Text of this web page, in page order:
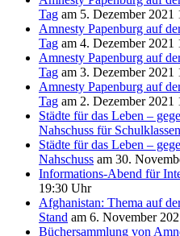
Tag am 5. Dezember 2021
Amnesty Papenburg auf
Tag am 4. Dezember 2021
Amnesty Papenburg auf
Tag am 3. Dezember 2021
Amnesty Papenburg auf
Tag am 2. Dezember 2021
Städte für das Leben –
Nahschuss für Schulklassen
Städte für das Leben –
Nahschuss am 30.
Informations-Abend für
19:30 Uhr
Afghanistan: Thema auf
Stand am 6. November
Büchersammlung von